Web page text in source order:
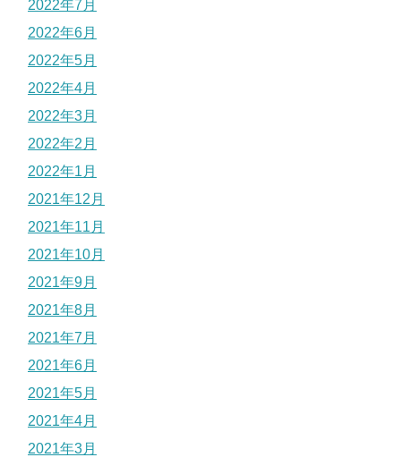
2022年7月
2022年6月
2022年5月
2022年4月
2022年3月
2022年2月
2022年1月
2021年12月
2021年11月
2021年10月
2021年9月
2021年8月
2021年7月
2021年6月
2021年5月
2021年4月
2021年3月